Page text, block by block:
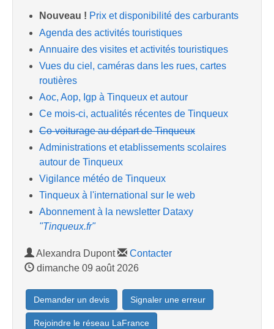
Nouveau ! Prix et disponibilité des carburants
Agenda des activités touristiques
Annuaire des visites et activités touristiques
Vues du ciel, caméras dans les rues, cartes
routières
Aoc, Aop, Igp à Tinqueux et autour
Ce mois-ci, actualités récentes de Tinqueux
Co-voiturage au départ de Tinqueux
Administrations et etablissements scolaires
autour de Tinqueux
Vigilance météo de Tinqueux
Tinqueux à l'international sur le web
Abonnement à la newsletter Dataxy
"Tinqueux.fr"
Alexandra Dupont
Contacter
dimanche 09 août 2026
Demander un devis Signaler une erreur
Rejoindre le réseau LaFrance